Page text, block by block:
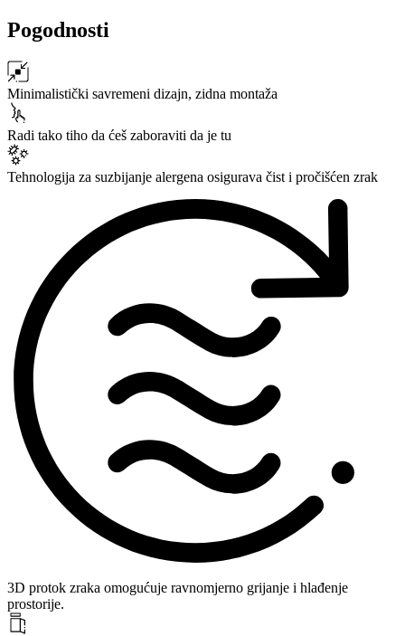
Pogodnosti
Minimalistički savremeni dizajn, zidna montaža
Radi tako tiho da ćeš zaboraviti da je tu
Tehnologija za suzbijanje alergena osigurava čist i pročišćen zrak
3D protok zraka omogućuje ravnomjerno grijanje i hlađenje
prostorije.